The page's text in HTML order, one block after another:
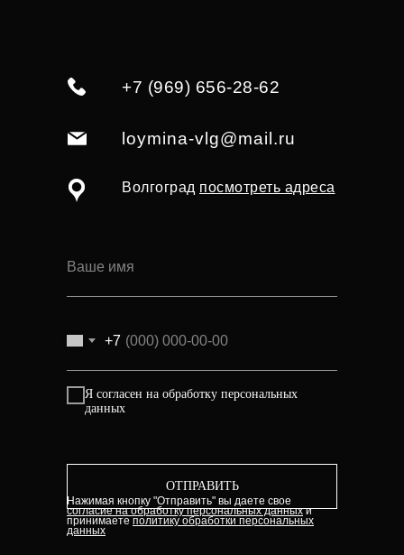
Волгоград посмотреть адреса
loymina-vlg@mail.ru
+7 (969) 656-28-62
+7
Я согласен на обработку персональных
данных
ОТПРАВИТЬ
Нажимая кнопку "Отправить" вы даете свое
согласие на обработку персональных данныхи
принимаетеполитику обработки персональных
данных